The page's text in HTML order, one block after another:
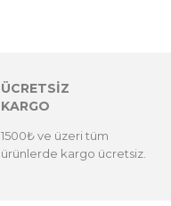
ÜCRETSİZ
KARGO
1500₺ ve üzeri tüm
ürünlerde kargo ücretsiz.